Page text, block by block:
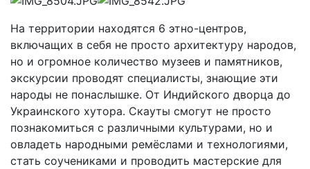
На территории находятся 6 этно-центров,
включащих в себя не просто архитектуру народов,
но и огромное количество музеев и памятников,
экскурсии проводят специалисты, знающие эти
народы не понаслышке. От Индийского дворца до
Украинского хутора. Скауты смогут не просто
познакомиться с различными культурами, но и
овладеть народными ремёслами и технологиями,
стать соучениками и проводить мастерские для